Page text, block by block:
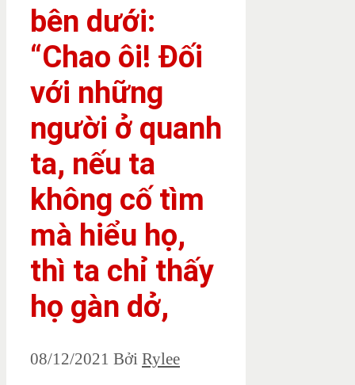
bên dưới:
“Chao ôi! Đối
với những
người ở quanh
ta, nếu ta
không cố tìm
mà hiểu họ,
thì ta chỉ thấy
họ gàn dở,
08/12/2021 Bởi Rylee